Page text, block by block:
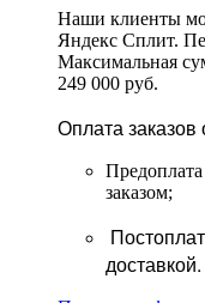
Наши клиенты
Яндекс Сплит.
Максимальная
249 000 руб.
Оплата заказов
Предоплата
заказом;
доставкой.